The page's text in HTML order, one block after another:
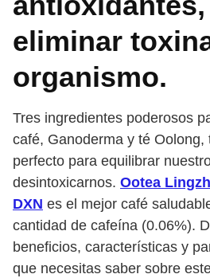
eliminar
organismo.
Tres ingredientes poderosos
café, Ganoderma y té Oolong,
perfecto para equilibrar
desintoxicarnos. Ootea
DXN es el mejor café
cantidad de cafeína (0.06%).
beneficios, características y
que necesitas saber sobre